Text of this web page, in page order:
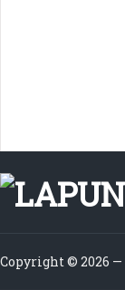
Copyright © 2026 —